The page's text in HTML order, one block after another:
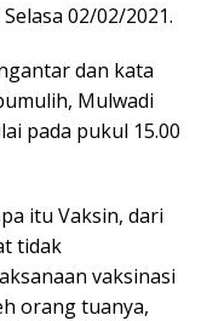
02/02/2021.
dan kata
Mulwadi
pada pukul 15.00
itu Vaksin, dari
tidak
vaksinasi
orang tuanya,